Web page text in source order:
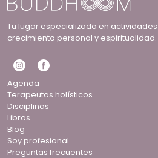
Tu lugar especializado en
crecimiento personal y espiritualidad.
Agenda
Terapeutas holísticos
Disciplinas
Libros
Blog
Soy profesional
Preguntas frecuentes